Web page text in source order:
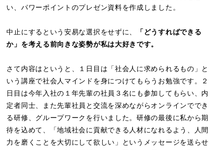
い、パワーポイントのプレゼン資料を作成しました。
中止にするという安易な選択をせずに、
「どうすればできる
か」を考える前向きな姿勢が私は大好きです。
さて内容はというと、１日目は「社会人に求められるもの」と
いう講座で社会人マインドを身につけてもらうお勉強です。２
日目は今年入社の１年先輩の社員３名にも参加してもらい、内
定者同士、また先輩社員と交流を深めながらオンラインででき
る研修、グループワークを行いました。研修の最後に私から期
待を込めて、「地域社会に貢献できる人材になれるよう、人間
力を磨くことを大切にして欲しい」というメッセージを送らせ